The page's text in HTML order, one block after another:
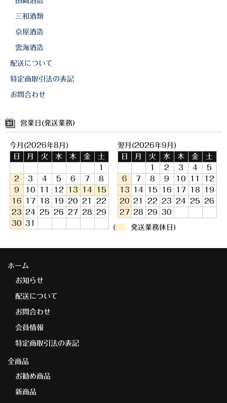
三和酒類
京屋酒造
雲海酒造
配送について
特定商取引法の表記
お問合わせ
営業日(発送業務)
今月(2026年8月)
日
月 火 水 木 金
土
1
2
3 4 5 6 7
8
9
10 11 12 13 14
15
16
17 18 19 20 21
22
23 24 25 26 27 28
29
30 31
翌月(2026年9月)
日
月 火 水 木 金
土
1
2 3 4
5
6
7 8 9 10 11
12
13
14 15 16 17 18
19
20 21 22 23 24 25
26
27 28 29 30
( 発送業務休日)
ホーム
お知らせ
配送について
お問合わせ
会員情報
特定商取引法の表記
全商品
お勧め商品
新商品